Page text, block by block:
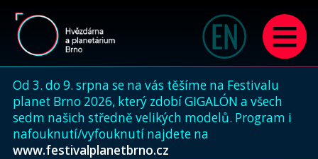
Od 3. do 9. srpna se na vás těšíme na Festivalu
planet Brno 2026, který zdobí GIGALÓN a všech
sedm našich středně velikých modelů. Program i
nafouknutí/vyfouknutí najdete na
www.festivalplanetbrno.cz